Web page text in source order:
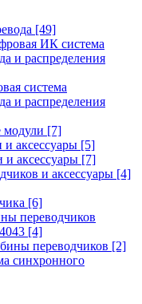
[49]
ИК система
и распределения
система
и распределения
[7]
аксессуары [5]
аксессуары [7]
и аксессуары [4]
[6]
переводчиков
[4]
переводчиков [2]
синхронного